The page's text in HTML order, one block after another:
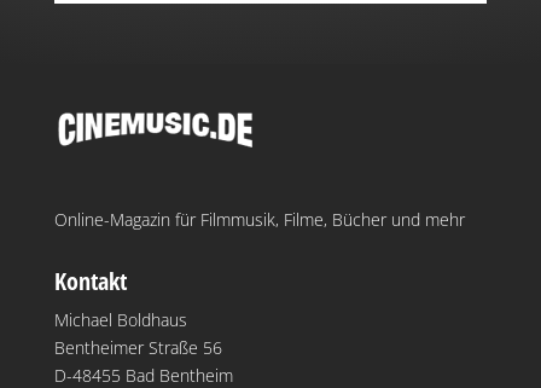
Online-Magazin für Filmmusik, Filme, Bücher und mehr
Kontakt
Michael Boldhaus
Bentheimer Straße 56
D-48455 Bad Bentheim